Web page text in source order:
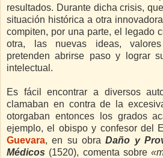
resultados. Durante dicha crisis,
situación histórica a otra
compiten, por una parte, el legado
otra, las nuevas ideas,
pretenden abrirse paso y lograr
intelectual.
Es fácil encontrar a diversos
clamaban en contra de la
otorgaban entonces los grados
ejemplo, el obispo y confesor del
Guevara, en su obraDaño y
Médicos (1520), comenta sobre